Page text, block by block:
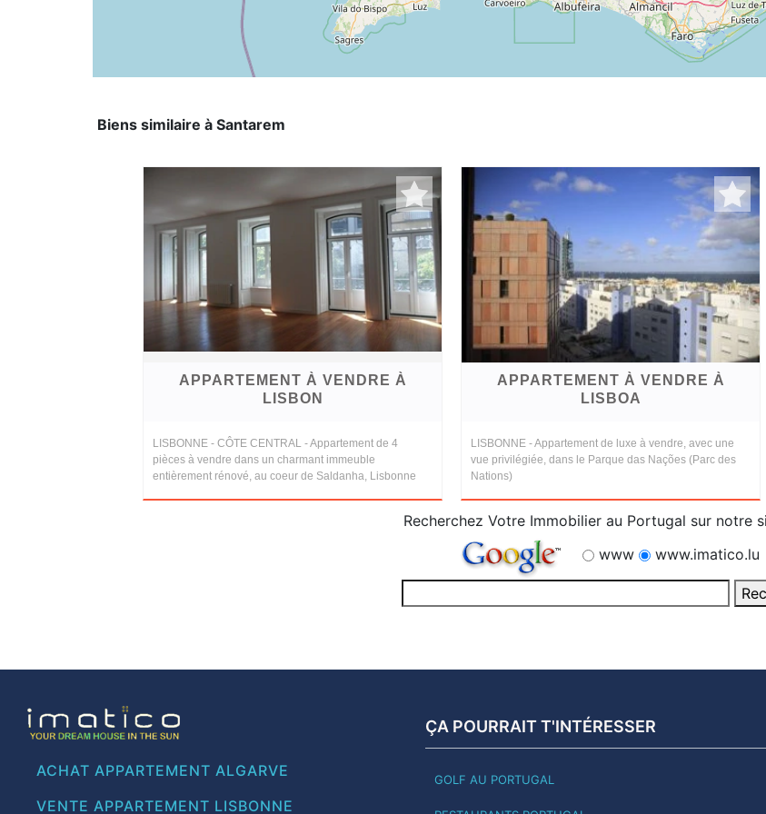
Biens similaire à Santarem
APPARTEMENT À VENDRE À
LISBON
LISBONNE - CÔTE CENTRAL - Appartement de 4
pièces à vendre dans un charmant immeuble
entièrement rénové, au coeur de Saldanha, Lisbonne
APPARTEMENT À VENDRE À
LISBOA
LISBONNE - Appartement de luxe à vendre, avec une
vue privilégiée, dans le Parque das Nações (Parc des
Nations)
Recherchez Votre Immobilier au Portugal sur notre
www
www.imatico.lu
ACHAT APPARTEMENT ALGARVE
VENTE APPARTEMENT LISBONNE
ÇA POURRAIT T'INTÉRESSER
GOLF AU PORTUGAL